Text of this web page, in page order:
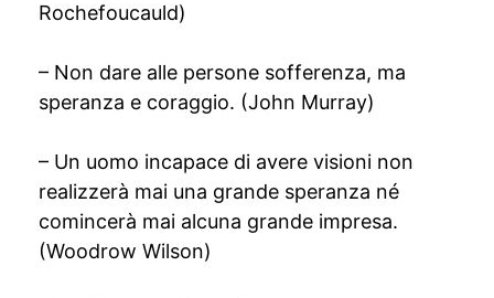
Rochefoucauld)
– Non dare alle persone sofferenza, ma
speranza e coraggio. (John Murray)
– Un uomo incapace di avere visioni non
realizzerà mai una grande speranza né
comincerà mai alcuna grande impresa.
(Woodrow Wilson)